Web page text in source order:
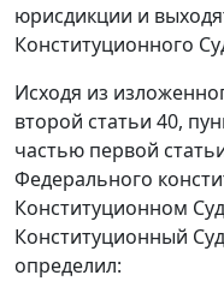
юрисдикции и
Конституционного
Исходя из
второй статьи 40,
частью первой
Федерального
Конституционном
Конституционный
определил: